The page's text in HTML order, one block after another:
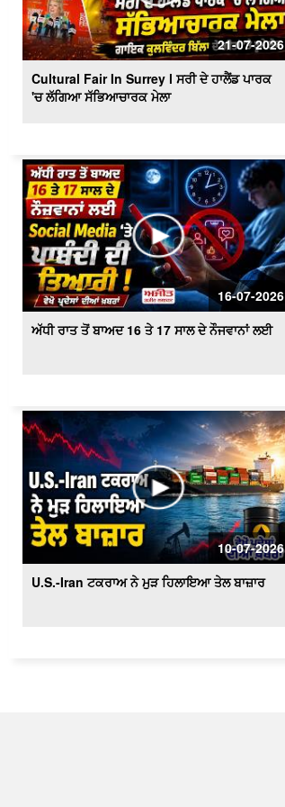
21-07-2026
Cultural Fair In Surrey l ਸਰੀ ਦੇ ਹਾਲੈਂਡ ਪਾਰਕ
'ਚ ਲੱਗਿਆ ਸੱਭਿਆਚਾਰਕ ਮੇਲਾ
16-07-2026
ਅੱਧੀ ਰਾਤ ਤੋਂ ਬਾਅਦ 16 ਤੇ 17 ਸਾਲ ਦੇ ਨੌਜਵਾਨਾਂ ਲਈ
10-07-2026
U.S.-Iran ਟਕਰਾਅ ਨੇ ਮੁੜ ਹਿਲਾਇਆ ਤੇਲ ਬਾਜ਼ਾਰ